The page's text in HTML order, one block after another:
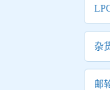
杂
邮